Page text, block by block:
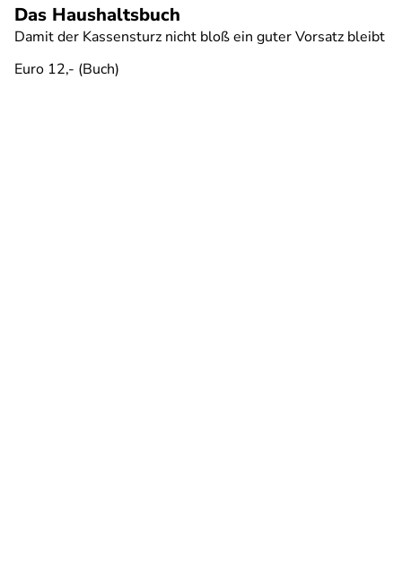
Das Haushaltsbuch
Damit der Kassensturz nicht bloß ein guter Vorsatz bleibt
Euro 12,- (Buch)